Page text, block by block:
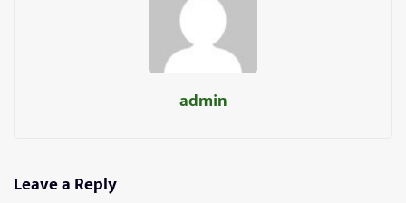
admin
Leave a Reply